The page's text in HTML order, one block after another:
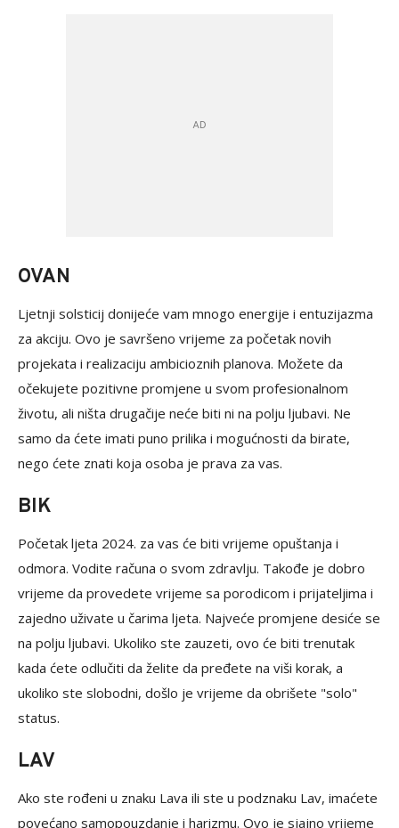
OVAN
Ljetnji solsticij donijeće vam mnogo energije i entuzijazma
za akciju. Ovo je savršeno vrijeme za početak novih
projekata i realizaciju ambicioznih planova. Možete da
očekujete pozitivne promjene u svom profesionalnom
životu, ali ništa drugačije neće biti ni na polju ljubavi. Ne
samo da ćete imati puno prilika i mogućnosti da birate,
nego ćete znati koja osoba je prava za vas.
BIK
Početak ljeta 2024. za vas će biti vrijeme opuštanja i
odmora. Vodite računa o svom zdravlju. Takođe je dobro
vrijeme da provedete vrijeme sa porodicom i prijateljima i
zajedno uživate u čarima ljeta. Najveće promjene desiće se
na polju ljubavi. Ukoliko ste zauzeti, ovo će biti trenutak
kada ćete odlučiti da želite da pređete na viši korak, a
ukoliko ste slobodni, došlo je vrijeme da obrišete "solo"
status.
LAV
Ako ste rođeni u znaku Lava ili ste u podznaku Lav, imaćete
povećano samopouzdanje i harizmu. Ovo je sjajno vrijeme